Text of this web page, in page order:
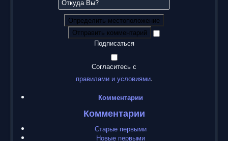
Определить местоположение
Отправить комментарий
Подписаться
Согласитесь с
правилами и условиями.
Комментарии
Комментарии
Старые первыми
Новые первыми